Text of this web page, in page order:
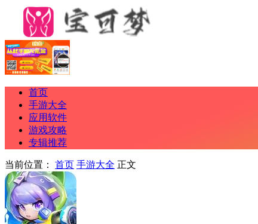
首页
手游大全
应用软件
游戏攻略
专辑推荐
当前位置： 首页 手游大全 正文